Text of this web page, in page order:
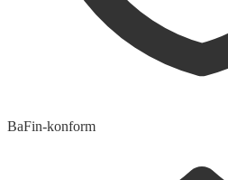
BaFin-konform